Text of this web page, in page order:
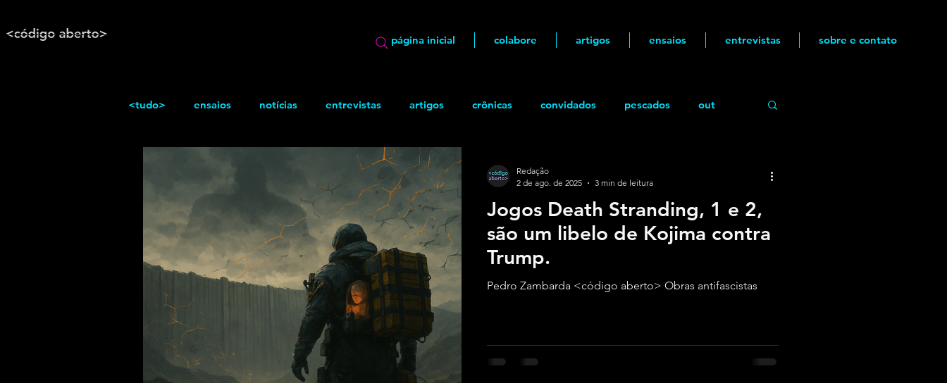
página inicial colabore artigos ensaios entrevistas sobre e contato
<tudo> ensaios notícias entrevistas artigos crônicas convidados pescados out
geek Quadrinhos
Jogos Death Stranding, 1 e 2,
são um libelo de Kojima contra
Trump.
Pedro Zambarda <código aberto> Obras antifascistas
Redação
2 de ago. de 2025
3 min de leitura